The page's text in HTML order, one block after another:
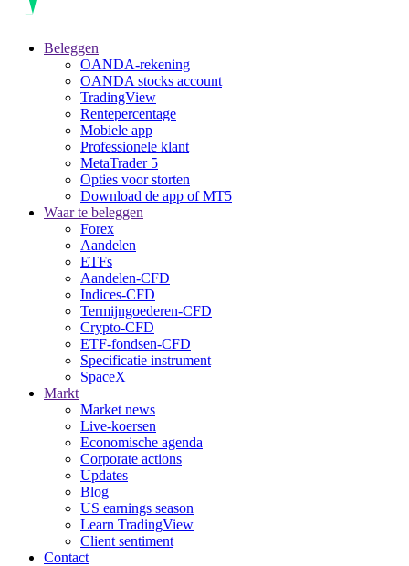
Beleggen
OANDA-rekening
OANDA stocks account
TradingView
Rentepercentage
Mobiele app
Professionele klant
MetaTrader 5
Opties voor storten
Download de app of MT5
Waar te beleggen
Forex
Aandelen
ETFs
Aandelen-CFD
Indices-CFD
Termijngoederen-CFD
Crypto-CFD
ETF-fondsen-CFD
Specificatie instrument
SpaceX
Markt
Market news
Live-koersen
Economische agenda
Corporate actions
Updates
Blog
US earnings season
Learn TradingView
Client sentiment
Contact